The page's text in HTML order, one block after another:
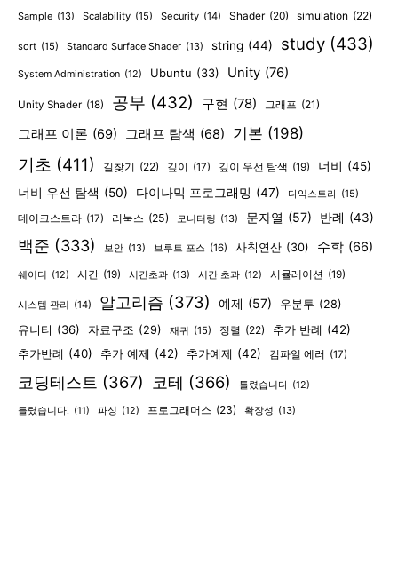
Sample (13) Scalability (15) Security (14) Shader (20) simulation (22)
sort (15) Standard Surface Shader (13) string (44) study (433)
System Administration (12) Ubuntu (33) Unity (76)
Unity Shader (18) 공부 (432) 구현 (78) 그래프 (21)
그래프 이론 (69) 그래프 탐색 (68) 기본 (198)
기초 (411) 길찾기 (22) 깊이 (17) 깊이 우선 탐색 (19) 너비 (45)
너비 우선 탐색 (50) 다이나믹 프로그래밍 (47) 다익스트라 (15)
데이크스트라 (17) 리눅스 (25) 모니터링 (13) 문자열 (57) 반례 (43)
백준 (333) 보안 (13) 브루트 포스 (16) 사칙연산 (30) 수학 (66)
쉐이더 (12) 시간 (19) 시간초과 (13) 시간 초과 (12) 시뮬레이션 (19)
시스템 관리 (14) 알고리즘 (373) 예제 (57) 우분투 (28)
유니티 (36) 자료구조 (29) 재귀 (15) 정렬 (22) 추가 반례 (42)
추가반례 (40) 추가 예제 (42) 추가예제 (42) 컴파일 에러 (17)
코딩테스트 (367) 코테 (366) 틀렸습니다 (12)
틀렸습니다! (11) 파싱 (12) 프로그래머스 (23) 확장성 (13)